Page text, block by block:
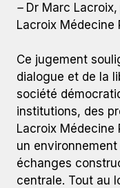
– Dr Marc
Lacroix Médecine
Ce jugement
dialogue et de la
société
institutions, des
Lacroix
un
échanges
centrale. Tout au